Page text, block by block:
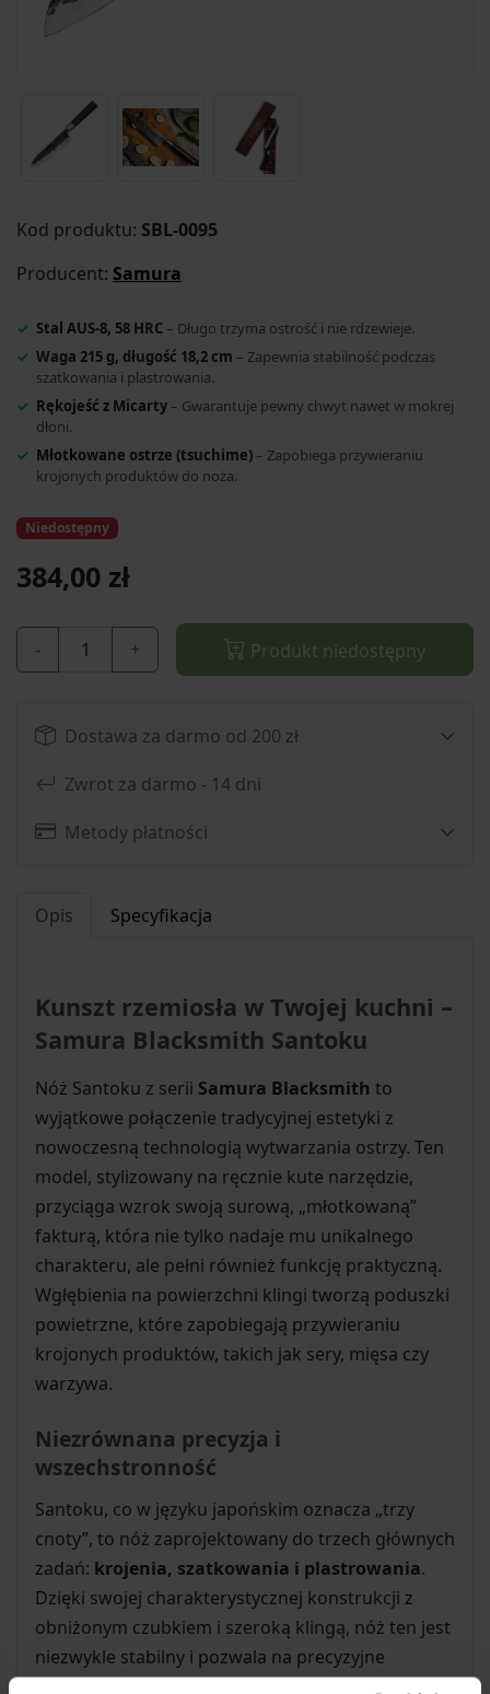
Kod produktu: SBL-0095
Producent: Samura
Stal AUS-8, 58 HRC – Długo trzyma ostrość i nie rdzewieje.
Waga 215 g, długość 18,2 cm – Zapewnia stabilność podczas
szatkowania i plastrowania.
Rękojeść z Micarty – Gwarantuje pewny chwyt nawet w mokrej
dłoni.
Młotkowane ostrze (tsuchime) – Zapobiega przywieraniu
krojonych produktów do noża.
Niedostępny
384,00 zł
- + Produkt niedostępny
Dostawa za darmo od 200 zł
Zwrot za darmo - 14 dni
Metody płatności
Opis Specyfikacja
Kunszt rzemiosła w Twojej kuchni –
Samura Blacksmith Santoku
Nóż Santoku z serii Samura Blacksmith to
wyjątkowe połączenie tradycyjnej estetyki z
nowoczesną technologią wytwarzania ostrzy. Ten
model, stylizowany na ręcznie kute narzędzie,
przyciąga wzrok swoją surową, „młotkowaną”
fakturą, która nie tylko nadaje mu unikalnego
charakteru, ale pełni również funkcję praktyczną.
Wgłębienia na powierzchni klingi tworzą poduszki
powietrzne, które zapobiegają przywieraniu
krojonych produktów, takich jak sery, mięsa czy
warzywa.
Niezrównana precyzja i
wszechstronność
Santoku, co w języku japońskim oznacza „trzy
cnoty”, to nóż zaprojektowany do trzech głównych
zadań: krojenia, szatkowania i plastrowania.
Dzięki swojej charakterystycznej konstrukcji z
obniżonym czubkiem i szeroką klingą, nóż ten jest
niezwykle stabilny i pozwala na precyzyjne